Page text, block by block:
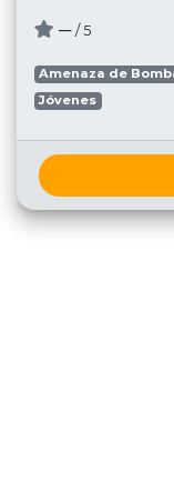
─ / 5
Amenaza de
Jóvenes